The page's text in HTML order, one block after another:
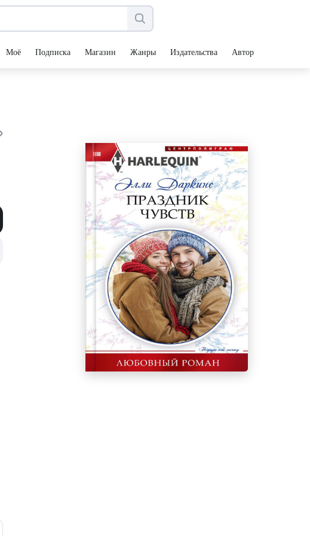
Моё Подписка Магазин Жанры Издательства Авторы